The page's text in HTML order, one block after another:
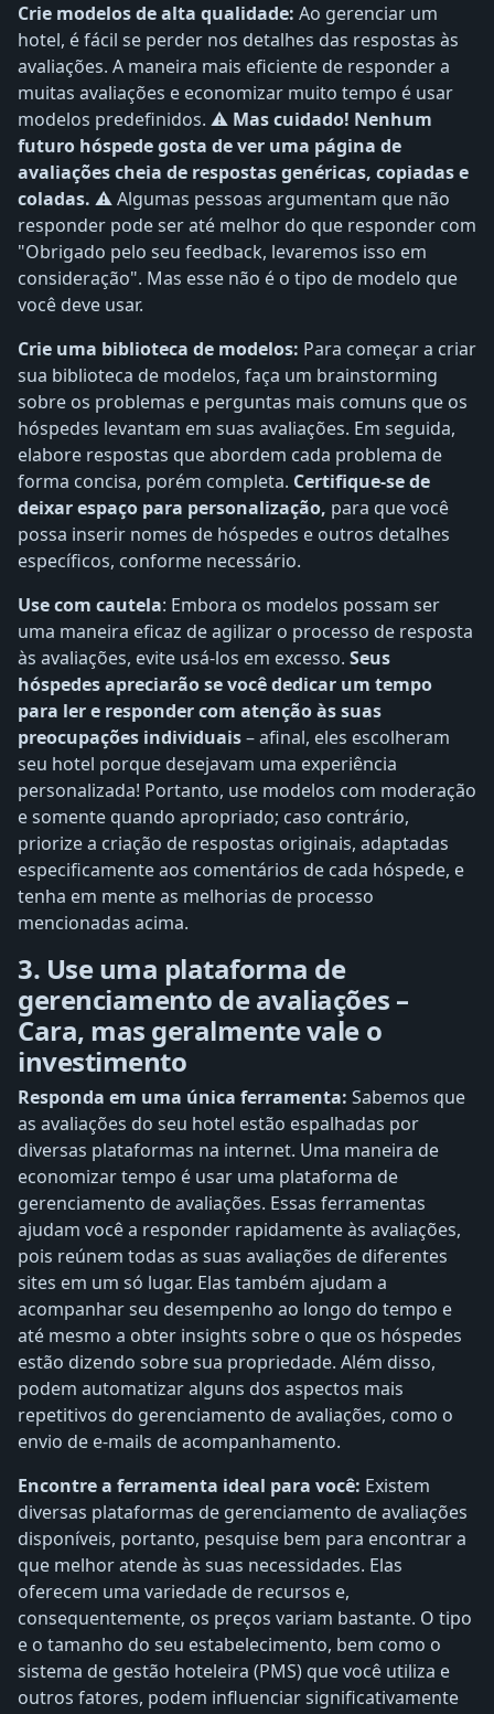
Crie modelos de alta qualidade: Ao gerenciar um
hotel, é fácil se perder nos detalhes das respostas às
avaliações. A maneira mais eficiente de responder a
muitas avaliações e economizar muito tempo é usar
modelos predefinidos. ⚠️ Mas cuidado! Nenhum
futuro hóspede gosta de ver uma página de
avaliações cheia de respostas genéricas, copiadas e
coladas. ⚠️Algumas pessoas argumentam que não
responder pode ser até melhor do que responder com
"Obrigado pelo seu feedback, levaremos isso em
consideração". Mas esse não é o tipo de modelo que
você deve usar.
Crie uma biblioteca de modelos: Para começar a criar
sua biblioteca de modelos, faça um brainstorming
sobre os problemas e perguntas mais comuns que os
hóspedes levantam em suas avaliações. Em seguida,
elabore respostas que abordem cada problema de
forma concisa, porém completa. Certifique-se de
deixar espaço para personalização, para que você
possa inserir nomes de hóspedes e outros detalhes
específicos, conforme necessário.
Use com cautela: Embora os modelos possam ser
uma maneira eficaz de agilizar o processo de resposta
às avaliações, evite usá-los em excesso. Seus
hóspedes apreciarão se você dedicar um tempo
para ler e responder com atenção às suas
preocupações individuais– afinal, eles escolheram
seu hotel porque desejavam uma experiência
personalizada! Portanto, use modelos com moderação
e somente quando apropriado; caso contrário,
priorize a criação de respostas originais, adaptadas
especificamente aos comentários de cada hóspede, e
tenha em mente as melhorias de processo
mencionadas acima.
3. Use uma plataforma de
gerenciamento de avaliações –
Cara, mas geralmente vale o
investimento
Responda em uma única ferramenta: Sabemos que
as avaliações do seu hotel estão espalhadas por
diversas plataformas na internet. Uma maneira de
economizar tempo é usar uma plataforma de
gerenciamento de avaliações. Essas ferramentas
ajudam você a responder rapidamente às avaliações,
pois reúnem todas as suas avaliações de diferentes
sites em um só lugar. Elas também ajudam a
acompanhar seu desempenho ao longo do tempo e
até mesmo a obter insights sobre o que os hóspedes
estão dizendo sobre sua propriedade. Além disso,
podem automatizar alguns dos aspectos mais
repetitivos do gerenciamento de avaliações, como o
envio de e-mails de acompanhamento.
Encontre a ferramenta ideal para você: Existem
diversas plataformas de gerenciamento de avaliações
disponíveis, portanto, pesquise bem para encontrar a
que melhor atende às suas necessidades. Elas
oferecem uma variedade de recursos e,
consequentemente, os preços variam bastante. O tipo
e o tamanho do seu estabelecimento, bem como o
sistema de gestão hoteleira (PMS) que você utiliza e
outros fatores, podem influenciar significativamente